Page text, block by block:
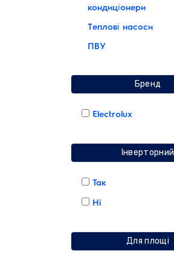
кондиціонери
Теплові насоси
ПВУ
Бренд
Electrolux
Інверторний
Так
Нi
Для площі